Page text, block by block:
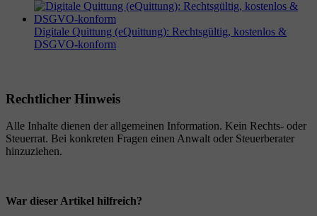
Digitale Quittung (eQuittung): Rechtsgültig, kostenlos &
DSGVO-konform
Rechtlicher Hinweis
Alle Inhalte dienen der allgemeinen Information. Kein Rechts- oder
Steuerrat. Bei konkreten Fragen einen Anwalt oder Steuerberater
hinzuziehen.
War dieser Artikel hilfreich?